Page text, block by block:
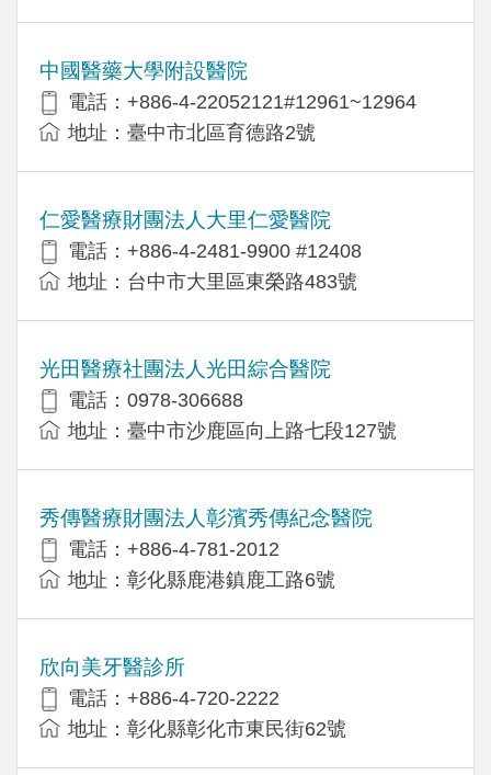
中國醫藥大學附設醫院
電話：+886-4-22052121#12961~12964
地址：臺中市北區育德路2號
仁愛醫療財團法人大里仁愛醫院
電話：+886-4-2481-9900 #12408
地址：台中市大里區東榮路483號
光田醫療社團法人光田綜合醫院
電話：0978-306688
地址：臺中市沙鹿區向上路七段127號
秀傳醫療財團法人彰濱秀傳紀念醫院
電話：+886-4-781-2012
地址：彰化縣鹿港鎮鹿工路6號
欣向美牙醫診所
電話：+886-4-720-2222
地址：彰化縣彰化市東民街62號